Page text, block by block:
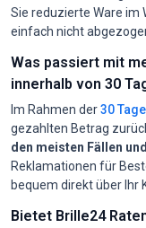
Sie reduzierte Ware im
einfach nicht
Was passiert mit
innerhalb von 30
Im Rahmen der30
gezahlten Betrag
den meisten Fällen
Reklamationen für
bequem direkt über Ihr
Bietet Brille24